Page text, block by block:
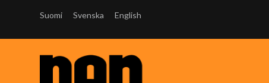
Suomi Svenska English